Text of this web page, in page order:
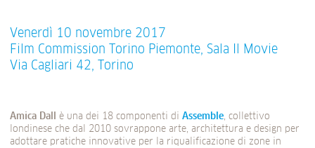
Venerdì 10 novembre 2017
Film Commission Torino Piemonte, Sala Il Movie
Via Cagliari 42, Torino
Amica Dall è una dei 18 componenti di Assemble, collettivo
londinese che dal 2010 sovrappone arte, architettura e design per
adottare pratiche innovative per la riqualificazione di zone in